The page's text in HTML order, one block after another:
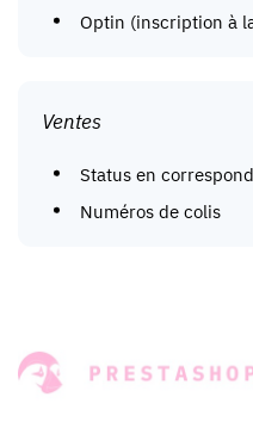
Optin (inscription à
Ventes
Status en
Numéros de colis